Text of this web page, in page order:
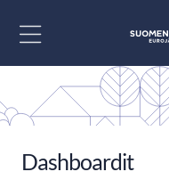
Dashboardit